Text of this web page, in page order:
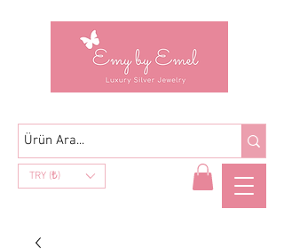
TRY (₺)